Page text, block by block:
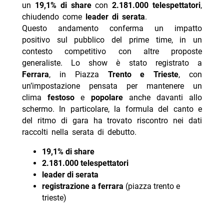
un 19,1% di sharecon2.181.000 telespettatori,
chiudendo come leader di serata.
Questo andamento conferma un impatto
positivo sul pubblico del prime time, in un
contesto competitivo con altre proposte
generaliste. Lo show è stato registrato a
Ferrara, in Piazza Trento e Trieste, con
un’impostazione pensata per mantenere un
climafestoso e popolareanche davanti allo
schermo. In particolare, la formula del canto e
del ritmo di gara ha trovato riscontro nei dati
raccolti nella serata di debutto.
19,1% di share
2.181.000 telespettatori
leader di serata
registrazione a ferrara (piazza trento e
trieste)